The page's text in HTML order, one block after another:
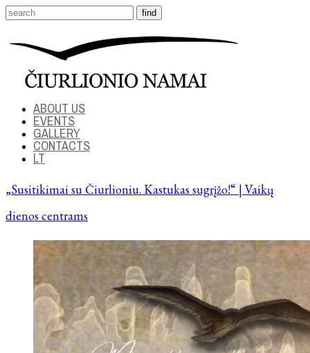
ABOUT US
EVENTS
GALLERY
CONTACTS
LT
„Susitikimai su Čiurlioniu. Kastukas sugrįžo!“ | Vaikų
dienos centrams